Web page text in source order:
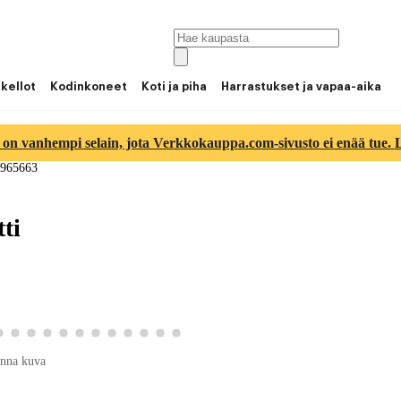
kellot Kodinkoneet Koti ja piha Harrastukset ja vapaa-aika
on vanhempi selain, jota Verkkokauppa.com-sivusto ei enää tue.
10 11
tuotekuva 12
Katso tuotekuva 13
Katso tuotekuva 14
Katso tuotekuva 15
Katso tuotekuva 16
Katso tuotekuva 17
Katso tuotekuva 18
Katso tuotekuva 19
Katso tuotekuva 20
Katso tuotekuva 21
Katso tuotekuva 22
Katso tuotekuva 23
kuva